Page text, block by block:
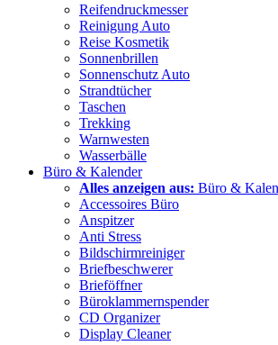
Reifendruckmesser
Reinigung Auto
Reise Kosmetik
Sonnenbrillen
Sonnenschutz Auto
Strandtücher
Taschen
Trekking
Warnwesten
Wasserbälle
Büro & Kalender
Alles anzeigen aus: Büro &
Accessoires Büro
Anspitzer
Anti Stress
Bildschirmreiniger
Briefbeschwerer
Brieföffner
Büroklammernspender
CD Organizer
Display Cleaner